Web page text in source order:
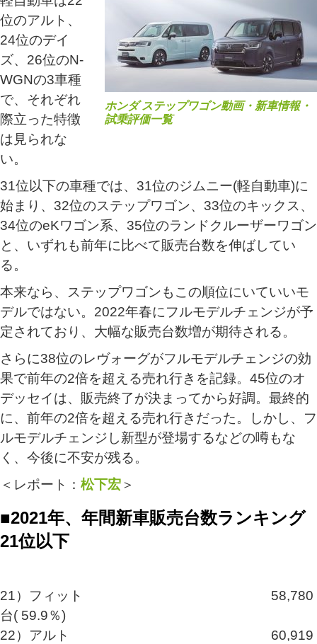
ホンダ ステップワゴン動画・新車情報・
試乗評価一覧
位のアルト、
24位のデイ
ズ、26位のN-
WGNの3車種
で、それぞれ
際立った特徴
は見られな
い。
31位以下の車種では、31位のジムニー(軽自動車)に
始まり、32位のステップワゴン、33位のキックス、
34位のeKワゴン系、35位のランドクルーザーワゴン
と、いずれも前年に比べて販売台数を伸ばしてい
る。
本来なら、ステップワゴンもこの順位にいていいモ
デルではない。2022年春にフルモデルチェンジが予
定されており、大幅な販売台数増が期待される。
さらに38位のレヴォーグがフルモデルチェンジの効
果で前年の2倍を超える売れ行きを記録。45位のオ
デッセイは、販売終了が決まってから好調。最終的
に、前年の2倍を超える売れ行きだった。しかし、フ
ルモデルチェンジし新型が登場するなどの噂もな
く、今後に不安が残る。
＜レポート： 松下宏 ＞
■2021年、年間新車販売台数ランキング
21位以下
21）フィット 58,780
台( 59.9％)
22）アルト 60,919